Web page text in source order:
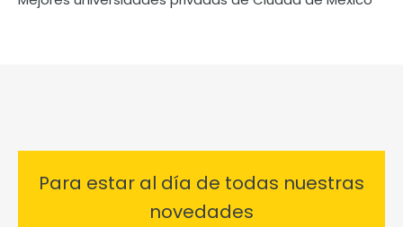
Para estar al día de todas nuestras
novedades